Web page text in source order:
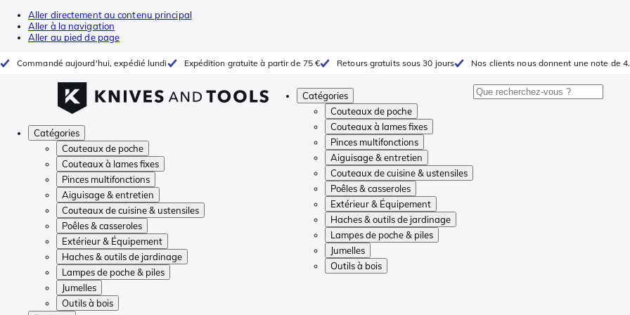
Aller directement au contenu principal
Aller à la navigation
Aller au pied de page
Commandé aujourd'hui, expédié lundi Expédition gratuite à partir de 75 € Retours gratuits sous 30 jours Nos clients nous donnent une note de
Catégories
Couteaux de poche
Couteaux à lames fixes
Pinces multifonctions
Aiguisage & entretien
Couteaux de cuisine & ustensiles
Poêles & casseroles
Extérieur & Équipement
Haches & outils de jardinage
Lampes de poche & piles
Jumelles
Outils à bois
Catégories
Couteaux de poche
Couteaux à lames fixes
Pinces multifonctions
Aiguisage & entretien
Couteaux de cuisine & ustensiles
Poêles & casseroles
Extérieur & Équipement
Haches & outils de jardinage
Lampes de poche & piles
Jumelles
Outils à bois